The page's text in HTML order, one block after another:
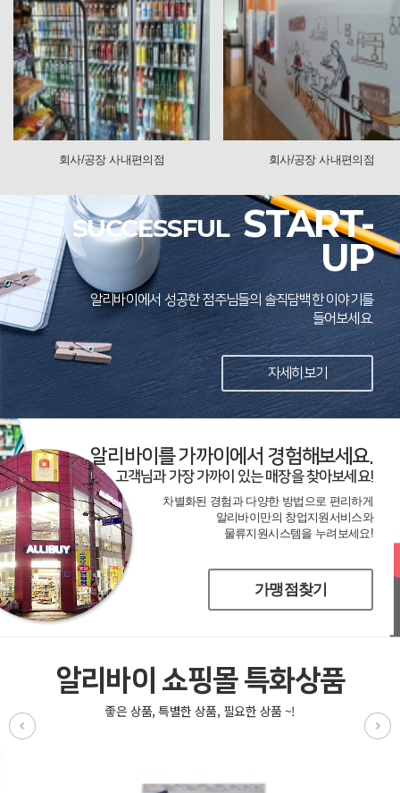
/공장 사내편의점 회사/공장 사내편의점
SUCCESSFUL START-
UP
알리바이에서 성공한 점주님들의 솔직담백한 이야기를
들어보세요.
자세히보기
알리바이를 가까이에서 경험해보세요.
고객님과 가장 가까이 있는 매장을 찾아보세요!
차별화된 경험과 다양한 방법으로 편리하게
알리바이만의 창업지원서비스와
물류지원시스템을 누려보세요!
가맹점찾기
알리바이 쇼핑몰 특화상품